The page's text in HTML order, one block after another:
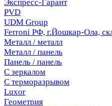
Экспресс-Гарант
PVD
UDM Group
Ferroni РФ, г.Йошкар-Ола,
Металл / металл
Металл / панель
Панель / панель
С зеркалом
С терморазрывом
Luxor
Геометрия